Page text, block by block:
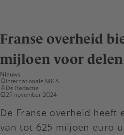
Franse overheid
mijloen voor delen
Nieuws
Internationale M&A
De Redactie
25 november 2024
De Franse overheid heeft
van tot 625 miljoen euro